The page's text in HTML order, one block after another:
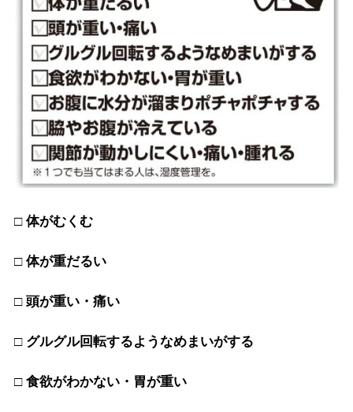
□ 体がむくむ
□ 体が重だるい
□ 頭が重い・痛い
□ グルグル回転するようなめまいがする
□ 食欲がわかない・胃が重い